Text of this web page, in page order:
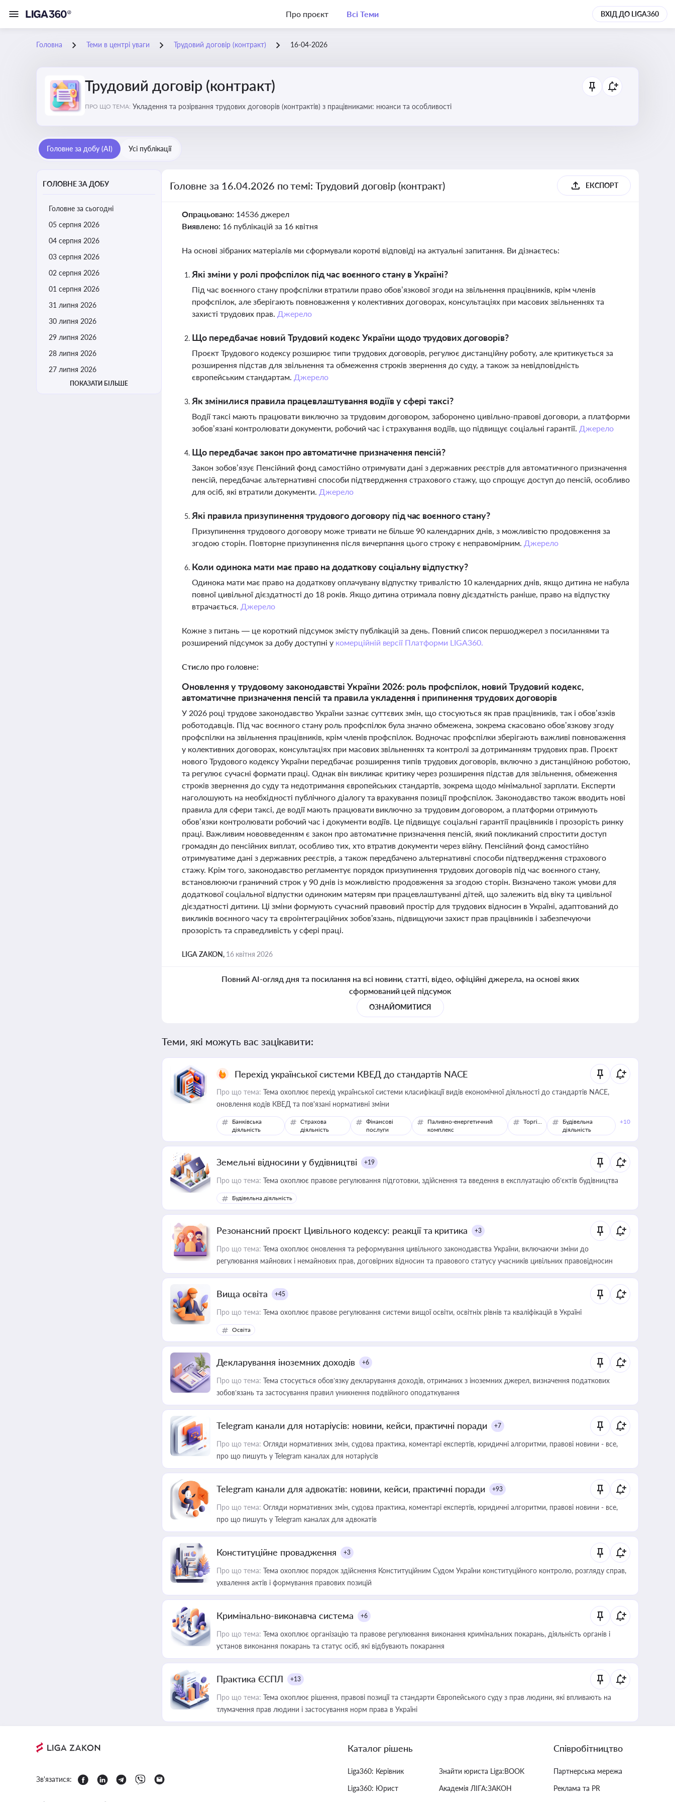
Про проєкт Всі Теми ВХІД ДО LIGA360
Головна Теми в центрі уваги Трудовий договір (контракт) 16-04-2026
Трудовий договір (контракт)
ПРО ЩО ТЕМА: Укладення та розірвання трудових договорів (контрактів) з працівниками: нюанси та особливості
Головне за добу (AI) Усі публікації
ГОЛОВНЕ ЗА ДОБУ
Головне за сьогодні
05 серпня 2026
04 серпня 2026
03 серпня 2026
02 серпня 2026
01 серпня 2026
31 липня 2026
30 липня 2026
29 липня 2026
28 липня 2026
27 липня 2026
ПОКАЗАТИ БІЛЬШЕ
Головне за 16.04.2026 по темі: Трудовий договір (контракт) ЕКСПОРТ
Опрацьовано: 14536 джерел
Виявлено: 16 публікацій за 16 квітня
На основі зібраних матеріалів ми сформували короткі відповіді на актуальні запитання. Ви дізнаєтесь:
Які зміни у ролі профспілок під час воєнного стану в Україні?
Під час воєнного стану профспілки втратили право обов’язкової згоди на звільнення працівників, крім членів
профспілок, але зберігають повноваження у колективних договорах, консультаціях при масових звільненнях та
захисті трудових прав. Джерело
Що передбачає новий Трудовий кодекс України щодо трудових договорів?
Проєкт Трудового кодексу розширює типи трудових договорів, регулює дистанційну роботу, але критикується за
розширення підстав для звільнення та обмеження строків звернення до суду, а також за невідповідність
європейським стандартам. Джерело
Як змінилися правила працевлаштування водіїв у сфері таксі?
Водії таксі мають працювати виключно за трудовим договором, заборонено цивільно-правові договори, а платформи
зобов’язані контролювати документи, робочий час і страхування водіїв, що підвищує соціальні гарантії. Джерело
Що передбачає закон про автоматичне призначення пенсій?
Закон зобов’язує Пенсійний фонд самостійно отримувати дані з державних реєстрів для автоматичного призначення
пенсій, передбачає альтернативні способи підтвердження страхового стажу, що спрощує доступ до пенсій, особливо
для осіб, які втратили документи. Джерело
Які правила призупинення трудового договору під час воєнного стану?
Призупинення трудового договору може тривати не більше 90 календарних днів, з можливістю продовження за
згодою сторін. Повторне призупинення після вичерпання цього строку є неправомірним. Джерело
Коли одинока мати має право на додаткову соціальну відпустку?
Одинока мати має право на додаткову оплачувану відпустку тривалістю 10 календарних днів, якщо дитина не набула
повної цивільної дієздатності до 18 років. Якщо дитина отримала повну дієздатність раніше, право на відпустку
втрачається. Джерело
Кожне з питань — це короткий підсумок змісту публікацій за день. Повний список першоджерел з посиланнями та
розширений підсумок за добу доступні у комерційній версії Платформи LIGA360.
Стисло про головне:
Оновлення у трудовому законодавстві України 2026: роль профспілок, новий Трудовий кодекс,
автоматичне призначення пенсій та правила укладення і припинення трудових договорів
У 2026 році трудове законодавство України зазнає суттєвих змін, що стосуються як прав працівників, так і обов’язків
роботодавців. Під час воєнного стану роль профспілок була значно обмежена, зокрема скасовано обов’язкову згоду
профспілки на звільнення працівників, крім членів профспілок. Водночас профспілки зберігають важливі повноваження
у колективних договорах, консультаціях при масових звільненнях та контролі за дотриманням трудових прав. Проєкт
нового Трудового кодексу України передбачає розширення типів трудових договорів, включно з дистанційною роботою,
та регулює сучасні формати праці. Однак він викликає критику через розширення підстав для звільнення, обмеження
строків звернення до суду та недотримання європейських стандартів, зокрема щодо мінімальної зарплати. Експерти
наголошують на необхідності публічного діалогу та врахування позиції профспілок. Законодавство також вводить нові
правила для сфери таксі, де водії мають працювати виключно за трудовим договором, а платформи отримують
обов’язки контролювати робочий час і документи водіїв. Це підвищує соціальні гарантії працівників і прозорість ринку
праці. Важливим нововведенням є закон про автоматичне призначення пенсій, який покликаний спростити доступ
громадян до пенсійних виплат, особливо тих, хто втратив документи через війну. Пенсійний фонд самостійно
отримуватиме дані з державних реєстрів, а також передбачено альтернативні способи підтвердження страхового
стажу. Крім того, законодавство регламентує порядок призупинення трудових договорів під час воєнного стану,
встановлюючи граничний строк у 90 днів із можливістю продовження за згодою сторін. Визначено також умови для
додаткової соціальної відпустки одиноким матерям при працевлаштуванні дітей, що залежить від віку та цивільної
дієздатності дитини. Ці зміни формують сучасний правовий простір для трудових відносин в Україні, адаптований до
викликів воєнного часу та євроінтеграційних зобов’язань, підвищуючи захист прав працівників і забезпечуючи
прозорість та справедливість у сфері праці.
LIGA ZAKON, 16 квітня 2026
Повний AI-огляд дня та посилання на всі новини, статті, відео, офіційні джерела, на основі яких
сформований цей підсумок
ОЗНАЙОМИТИСЯ
Теми, які можуть вас зацікавити:
Перехід української системи КВЕД до стандартів NACE
Про що тема: Тема охоплює перехід української системи класифікації видів економічної діяльності до стандартів NACE,
оновлення кодів КВЕД та пов'язані нормативні зміни
Банківська
діяльність
Страхова
діяльність
Фінансові
послуги
Паливно-енергетичний
комплекс
Торгівля
Будівельна
діяльність
+10
Земельні відносини у будівництві +19
Про що тема: Тема охоплює правове регулювання підготовки, здійснення та введення в експлуатацію об’єктів будівництва
Будівельна діяльність
Резонансний проєкт Цивільного кодексу: реакції та критика +3
Про що тема: Тема охоплює оновлення та реформування цивільного законодавства України, включаючи зміни до
регулювання майнових і немайнових прав, договірних відносин та правового статусу учасників цивільних правовідносин
Вища освіта +45
Про що тема: Тема охоплює правове регулювання системи вищої освіти, освітніх рівнів та кваліфікацій в Україні
Освіта
Декларування іноземних доходів +6
Про що тема: Тема стосується обов’язку декларування доходів, отриманих з іноземних джерел, визначення податкових
зобов’язань та застосування правил уникнення подвійного оподаткування
Telegram канали для нотаріусів: новини, кейси, практичні поради +7
Про що тема: Огляди нормативних змін, судова практика, коментарі експертів, юридичні алгоритми, правові новини - все,
про що пишуть у Telegram каналах для нотаріусів
Telegram канали для адвокатів: новини, кейси, практичні поради +93
Про що тема: Огляди нормативних змін, судова практика, коментарі експертів, юридичні алгоритми, правові новини - все,
про що пишуть у Telegram каналах для адвокатів
Конституційне провадження +3
Про що тема: Тема охоплює порядок здійснення Конституційним Судом України конституційного контролю, розгляду справ,
ухвалення актів і формування правових позицій
Кримінально-виконавча система +6
Про що тема: Тема охоплює організацію та правове регулювання виконання кримінальних покарань, діяльність органів і
установ виконання покарань та статус осіб, які відбувають покарання
Практика ЄСПЛ +13
Про що тема: Тема охоплює рішення, правові позиції та стандарти Європейського суду з прав людини, які впливають на
тлумачення прав людини і застосування норм права в Україні
Зв'язатися:
Каталог рішень
Liga360: Керівник
Liga360: Юрист
Знайти юриста Liga:BOOK
Академія ЛІГА:ЗАКОН
Співробітництво
Партнерська мережа
Реклама та PR